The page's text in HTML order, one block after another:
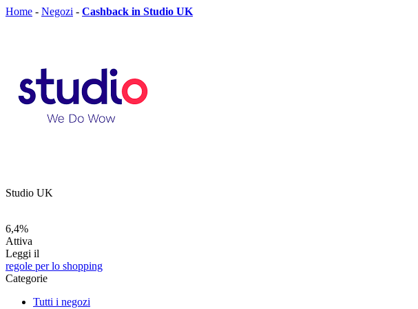
Home - Negozi - Cashback in Studio UK
Studio UK
6,4%
Attiva
Leggi il
regole per lo shopping
Categorie
Tutti i negozi